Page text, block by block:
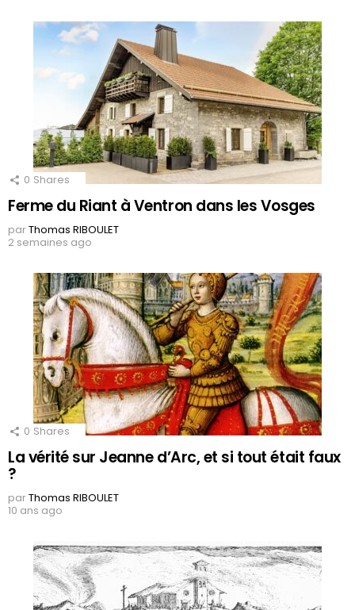
0 Shares
Ferme du Riant à Ventron dans les Vosges
parThomas RIBOULET
2 semaines ago
0 Shares
La vérité sur Jeanne d’Arc, et si tout était faux
?
parThomas RIBOULET
10 ans ago